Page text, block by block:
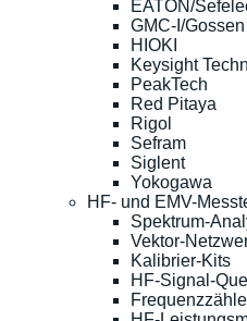
EATON/
GMC-I/
HIOKI
Keysight
PeakTech
Red Pitaya
Rigol
Sefram
Siglent
Yokogawa
HF- und EMV-
Spektrum-
Vektor-
Kalibrier-Kits
HF-Signal-